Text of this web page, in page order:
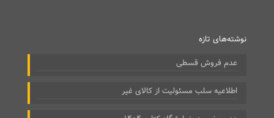
نوشته‌های تازه
عدم فروش قسطی
اطلاعیه سلب مسئولیت از کالای غیر